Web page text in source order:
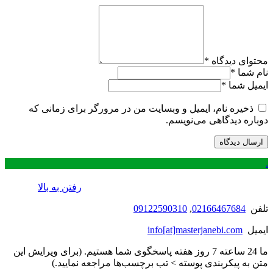
محتوای دیدگاه *
نام شما *
ایمیل شما *
ذخیره نام، ایمیل و وبسایت من در مرورگر برای زمانی که
دوباره دیدگاهی می‌نویسم.
.
رفتن به بالا
تلفن 02166467684
,
09122590310
ایمیل info[at]masterjanebi.com
ما 24 ساعته 7 روز هفته پاسخگوی شما هستیم. (برای ویرایش این
متن به پیکربندی پوسته > تب برچسب‌ها مراجعه نمایید.)